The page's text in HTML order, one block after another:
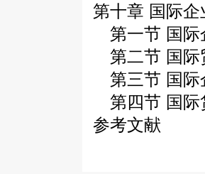
第十章 国际
第一节 国际
第二节 国际
第三节 国际
第四节 国际
参考文献